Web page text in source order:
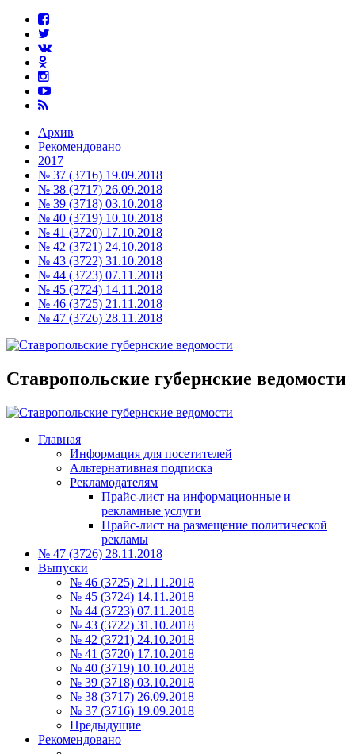
Архив
Рекомендовано
2017
№ 37 (3716) 19.09.2018
№ 38 (3717) 26.09.2018
№ 39 (3718) 03.10.2018
№ 40 (3719) 10.10.2018
№ 41 (3720) 17.10.2018
№ 42 (3721) 24.10.2018
№ 43 (3722) 31.10.2018
№ 44 (3723) 07.11.2018
№ 45 (3724) 14.11.2018
№ 46 (3725) 21.11.2018
№ 47 (3726) 28.11.2018
Ставропольские губернские ведомости
Главная
Информация для посетителей
Альтернативная подписка
Рекламодателям
Прайс-лист на информационные и
рекламные услуги
Прайс-лист на размещение политической
рекламы
№ 47 (3726) 28.11.2018
Выпуски
№ 46 (3725) 21.11.2018
№ 45 (3724) 14.11.2018
№ 44 (3723) 07.11.2018
№ 43 (3722) 31.10.2018
№ 42 (3721) 24.10.2018
№ 41 (3720) 17.10.2018
№ 40 (3719) 10.10.2018
№ 39 (3718) 03.10.2018
№ 38 (3717) 26.09.2018
№ 37 (3716) 19.09.2018
Предыдущие
Рекомендовано